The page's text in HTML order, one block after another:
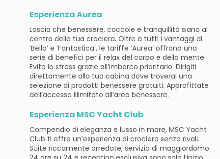
Esperienza Aurea
Lascia che benessere, coccole e tranquillità siano al
centro della tua crociera. Oltre a tutti i vantaggi di
’Bella’ e ’Fantastica’, le tariffe ’Aurea’ offrono una
serie di benefici per il relax del corpo e della mente.
Evita lo stress grazie all’imbarco prioritario. Dirigiti
direttamente alla tua cabina dove troverai una
selezione di prodotti benessere gratuiti. Approfittate
dell’accesso illimitato all’area benessere.
Esperienza MSC Yacht Club
Compendio di eleganza e lusso in mare, MSC Yacht
Club ti offre un’esperienza di crociera senza rivali.
Suite riccamente arredate, servizio di maggiordomo